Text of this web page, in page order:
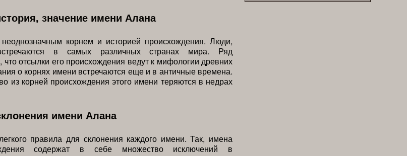
значение имени Алана
корнем и историей происхождения. Люди,
в самых различных странах мира. Ряд
что отсылки его происхождения ведут к мифологии древних
о корнях имени встречаются еще и в античные времена.
из корней происхождения этого имени теряются в недрах
имени Алана
правила для склонения каждого имени. Так, имена
содержат в себе множество исключений в